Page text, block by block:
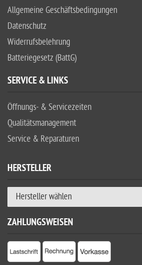
Allgemeine Geschäftsbedingungen
Datenschutz
Widerrufsbelehrung
Batteriegesetz (BattG)
SERVICE & LINKS
Öffnungs- & Servicezeiten
Qualitätsmanagement
Service & Reparaturen
HERSTELLER
Hersteller wählen
ZAHLUNGSWEISEN